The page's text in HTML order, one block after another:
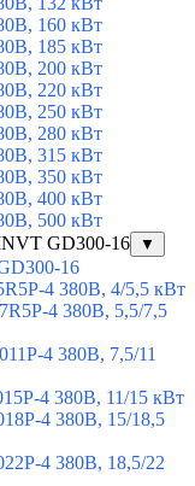
160 кВт
185 кВт
200 кВт
220 кВт
250 кВт
280 кВт
315 кВт
350 кВт
400 кВт
500 кВт
GD300-16
▼
16
4 380В, 4/5,5 кВт
4 380В, 5,5/7,5
4 380В, 7,5/11
4 380В, 11/15 кВт
4 380В, 15/18,5
4 380В, 18,5/22